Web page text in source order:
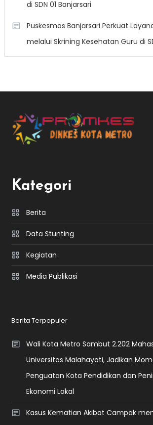
di SDN 01 Banjarsari
Puskesmas Banjarsari Perkuat
melalui Skrining Kesehatan Guru di
Kategori
Berita
Data Stunting
Kegiatan
Media Publikasi
Berita Terpopuler
Wali Kota Metro Sambut 2.202
Universitas Malahayati, Jadikan
Penguatan Kota Pendidikan dan
Ekonomi Lokal
Kasus Kematian Akibat Campak